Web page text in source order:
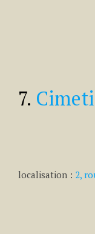
7.
localisation : 2,